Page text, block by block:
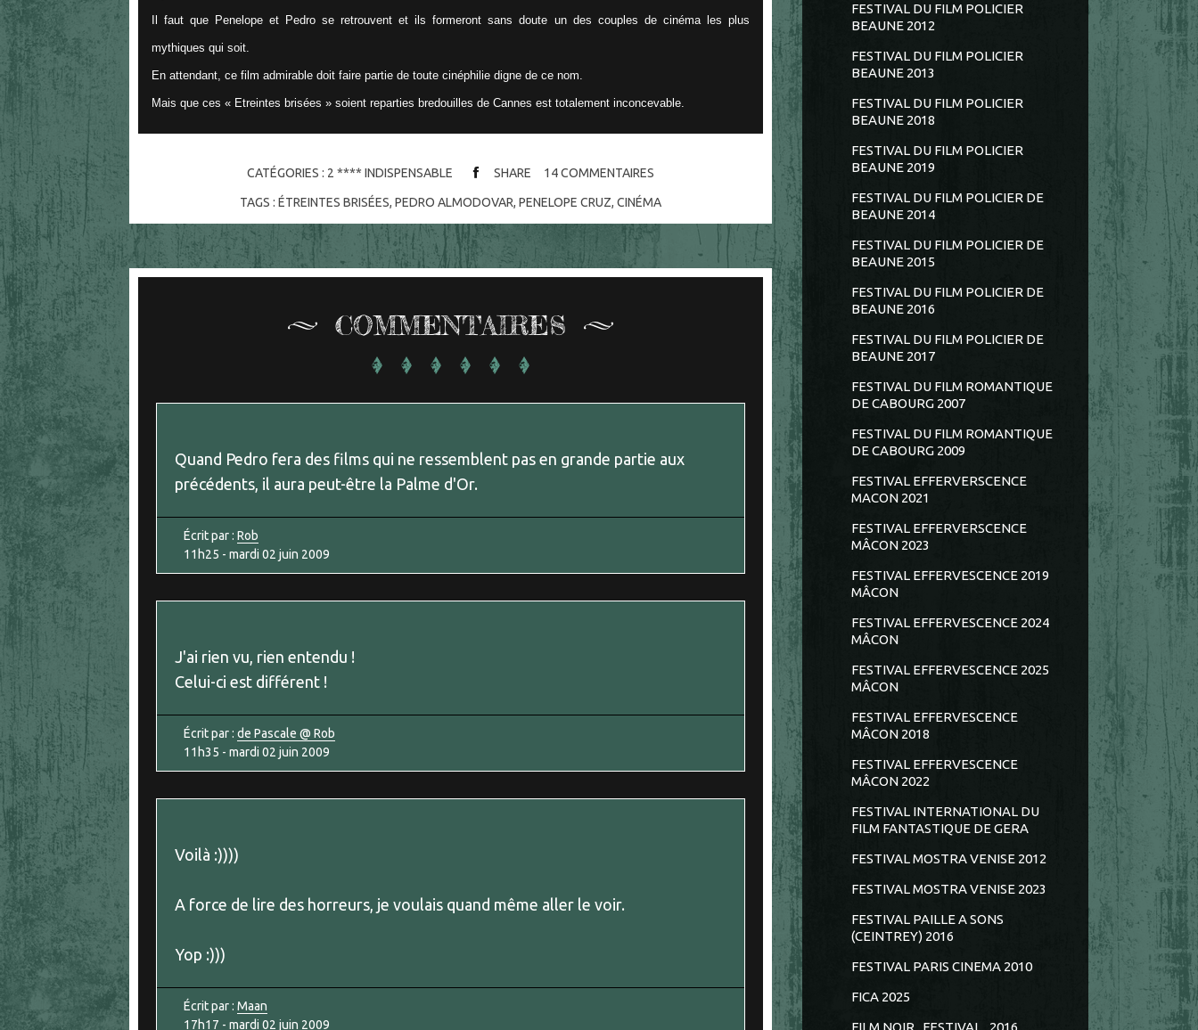
Il faut que Penelope et Pedro se retrouvent et ils formeront sans doute un des couples de cinéma les plus
mythiques qui soit.
En attendant, ce film admirable doit faire partie de toute cinéphilie digne de ce nom.
Mais que ces « Etreintes brisées » soient reparties bredouilles de Cannes est totalement inconcevable.
CATÉGORIES : 2 **** INDISPENSABLE SHARE 14COMMENTAIRES
TAGS : ÉTREINTES BRISÉES, PEDRO ALMODOVAR, PENELOPE CRUZ, CINÉMA
COMMENTAIRES
Quand Pedro fera des films qui ne ressemblent pas en grande partie aux
précédents, il aura peut-être la Palme d'Or.
Écrit par : Rob
11h25 - mardi 02 juin 2009
J'ai rien vu, rien entendu !
Celui-ci est différent !
Écrit par : de Pascale @ Rob
11h35 - mardi 02 juin 2009
Voilà :))))
A force de lire des horreurs, je voulais quand même aller le voir.
Yop :)))
Écrit par : Maan
17h17 - mardi 02 juin 2009
FESTIVAL DU FILM POLICIER
BEAUNE 2012
FESTIVAL DU FILM POLICIER
BEAUNE 2013
FESTIVAL DU FILM POLICIER
BEAUNE 2018
FESTIVAL DU FILM POLICIER
BEAUNE 2019
FESTIVAL DU FILM POLICIER DE
BEAUNE 2014
FESTIVAL DU FILM POLICIER DE
BEAUNE 2015
FESTIVAL DU FILM POLICIER DE
BEAUNE 2016
FESTIVAL DU FILM POLICIER DE
BEAUNE 2017
FESTIVAL DU FILM ROMANTIQUE
DE CABOURG 2007
FESTIVAL DU FILM ROMANTIQUE
DE CABOURG 2009
FESTIVAL EFFERVERSCENCE
MACON 2021
FESTIVAL EFFERVERSCENCE
MÂCON 2023
FESTIVAL EFFERVESCENCE 2019
MÂCON
FESTIVAL EFFERVESCENCE 2024
MÂCON
FESTIVAL EFFERVESCENCE 2025
MÂCON
FESTIVAL EFFERVESCENCE
MÂCON 2018
FESTIVAL EFFERVESCENCE
MÂCON 2022
FESTIVAL INTERNATIONAL DU
FILM FANTASTIQUE DE GERA
FESTIVAL MOSTRA VENISE 2012
FESTIVAL MOSTRA VENISE 2023
FESTIVAL PAILLE A SONS
(CEINTREY) 2016
FESTIVAL PARIS CINEMA 2010
FICA 2025